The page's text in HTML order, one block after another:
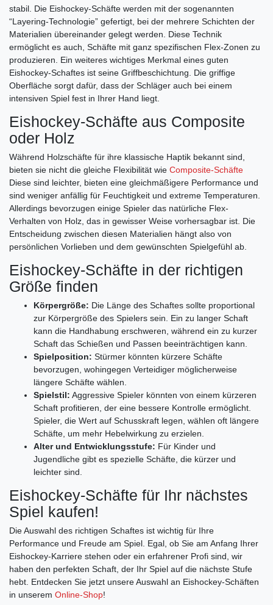
stabil. Die Eishockey-Schäfte werden mit der sogenannten
“Layering-Technologie” gefertigt, bei der mehrere Schichten der
Materialien übereinander gelegt werden. Diese Technik
ermöglicht es auch, Schäfte mit ganz spezifischen Flex-Zonen zu
produzieren. Ein weiteres wichtiges Merkmal eines guten
Eishockey-Schaftes ist seine Griffbeschichtung. Die griffige
Oberfläche sorgt dafür, dass der Schläger auch bei einem
intensiven Spiel fest in Ihrer Hand liegt.
Eishockey-Schäfte aus Composite
oder Holz
Während Holzschäfte für ihre klassische Haptik bekannt sind,
bieten sie nicht die gleiche Flexibilität wie Composite-Schäfte
Diese sind leichter, bieten eine gleichmäßigere Performance und
sind weniger anfällig für Feuchtigkeit und extreme Temperaturen.
Allerdings bevorzugen einige Spieler das natürliche Flex-
Verhalten von Holz, das in gewisser Weise vorhersagbar ist. Die
Entscheidung zwischen diesen Materialien hängt also von
persönlichen Vorlieben und dem gewünschten Spielgefühl ab.
Eishockey-Schäfte in der richtigen
Größe finden
Körpergröße: Die Länge des Schaftes sollte proportional
zur Körpergröße des Spielers sein. Ein zu langer Schaft
kann die Handhabung erschweren, während ein zu kurzer
Schaft das Schießen und Passen beeinträchtigen kann.
Spielposition: Stürmer könnten kürzere Schäfte
bevorzugen, wohingegen Verteidiger möglicherweise
längere Schäfte wählen.
Spielstil: Aggressive Spieler könnten von einem kürzeren
Schaft profitieren, der eine bessere Kontrolle ermöglicht.
Spieler, die Wert auf Schusskraft legen, wählen oft längere
Schäfte, um mehr Hebelwirkung zu erzielen.
Alter und Entwicklungsstufe: Für Kinder und
Jugendliche gibt es spezielle Schäfte, die kürzer und
leichter sind.
Eishockey-Schäfte für Ihr nächstes
Spiel kaufen!
Die Auswahl des richtigen Schaftes ist wichtig für Ihre
Performance und Freude am Spiel. Egal, ob Sie am Anfang Ihrer
Eishockey-Karriere stehen oder ein erfahrener Profi sind, wir
haben den perfekten Schaft, der Ihr Spiel auf die nächste Stufe
hebt. Entdecken Sie jetzt unsere Auswahl an Eishockey-Schäften
in unserem Online-Shop!